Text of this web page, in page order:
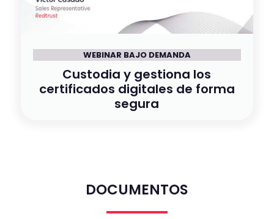
WEBINAR BAJO DEMANDA
Custodia y gestiona los
certificados digitales de forma
segura
DOCUMENTOS